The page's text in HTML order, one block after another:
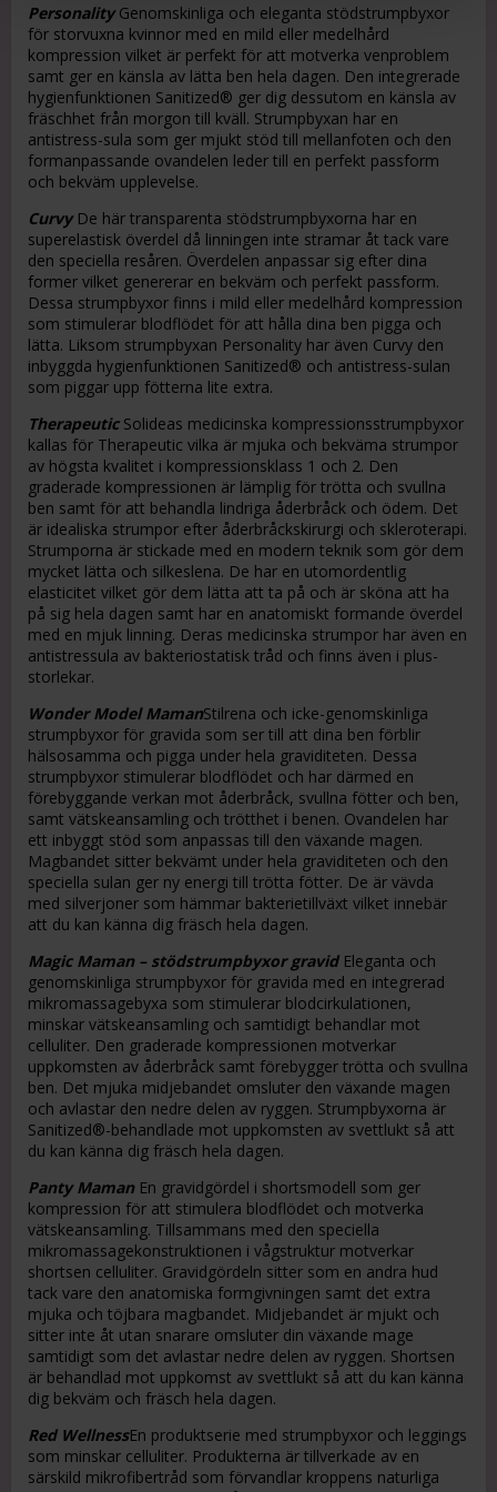
PersonalityGenomskinliga och eleganta stödstrumpbyxor
för storvuxna kvinnor med en mild eller medelhård
kompression vilket är perfekt för att motverka venproblem
samt ger en känsla av lätta ben hela dagen. Den integrerade
hygienfunktionen Sanitized® ger dig dessutom en känsla av
fräschhet från morgon till kväll. Strumpbyxan har en
antistress-sula som ger mjukt stöd till mellanfoten och den
formanpassande ovandelen leder till en perfekt passform
och bekväm upplevelse.
Curvy De här transparenta stödstrumpbyxorna har en
superelastisk överdel då linningen inte stramar åt tack vare
den speciella resåren. Överdelen anpassar sig efter dina
former vilket genererar en bekväm och perfekt passform.
Dessa strumpbyxor finns i mild eller medelhård kompression
som stimulerar blodflödet för att hålla dina ben pigga och
lätta. Liksom strumpbyxan Personality har även Curvy den
inbyggda hygienfunktionen Sanitized® och antistress-sulan
som piggar upp fötterna lite extra.
Therapeutic Solideas medicinska kompressionsstrumpbyxor
kallas för Therapeutic vilka är mjuka och bekväma strumpor
av högsta kvalitet i kompressionsklass 1 och 2. Den
graderade kompressionen är lämplig för trötta och svullna
ben samt för att behandla lindriga åderbråck och ödem. Det
är idealiska strumpor efter åderbråckskirurgi och skleroterapi.
Strumporna är stickade med en modern teknik som gör dem
mycket lätta och silkeslena. De har en utomordentlig
elasticitet vilket gör dem lätta att ta på och är sköna att ha
på sig hela dagen samt har en anatomiskt formande överdel
med en mjuk linning. Deras medicinska strumpor har även en
antistressula av bakteriostatisk tråd och finns även i plus-
storlekar.
Wonder Model MamanStilrena och icke-genomskinliga
strumpbyxor för gravida som ser till att dina ben förblir
hälsosamma och pigga under hela graviditeten. Dessa
strumpbyxor stimulerar blodflödet och har därmed en
förebyggande verkan mot åderbråck, svullna fötter och ben,
samt vätskeansamling och trötthet i benen. Ovandelen har
ett inbyggt stöd som anpassas till den växande magen.
Magbandet sitter bekvämt under hela graviditeten och den
speciella sulan ger ny energi till trötta fötter. De är vävda
med silverjoner som hämmar bakterietillväxt vilket innebär
att du kan känna dig fräsch hela dagen.
Magic Maman – stödstrumpbyxor gravid Eleganta och
genomskinliga strumpbyxor för gravida med en integrerad
mikromassagebyxa som stimulerar blodcirkulationen,
minskar vätskeansamling och samtidigt behandlar mot
celluliter. Den graderade kompressionen motverkar
uppkomsten av åderbråck samt förebygger trötta och svullna
ben. Det mjuka midjebandet omsluter den växande magen
och avlastar den nedre delen av ryggen. Strumpbyxorna är
Sanitized®-behandlade mot uppkomsten av svettlukt så att
du kan känna dig fräsch hela dagen.
Panty Maman En gravidgördel i shortsmodell som ger
kompression för att stimulera blodflödet och motverka
vätskeansamling. Tillsammans med den speciella
mikromassagekonstruktionen i vågstruktur motverkar
shortsen celluliter. Gravidgördeln sitter som en andra hud
tack vare den anatomiska formgivningen samt det extra
mjuka och töjbara magbandet. Midjebandet är mjukt och
sitter inte åt utan snarare omsluter din växande mage
samtidigt som det avlastar nedre delen av ryggen. Shortsen
är behandlad mot uppkomst av svettlukt så att du kan känna
dig bekväm och fräsch hela dagen.
Red WellnessEn produktserie med strumpbyxor och leggings
som minskar celluliter. Produkterna är tillverkade av en
särskild mikrofibertråd som förvandlar kroppens naturliga